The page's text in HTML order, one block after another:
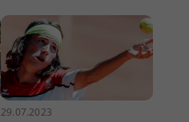
29.07.2023